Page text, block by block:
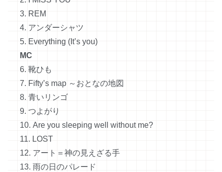
3. REM
4. アンダーシャツ
5. Everything (It’s you)
MC
6. 靴ひも
7. Fifty’s map ～おとなの地図
8. 青いリンゴ
9. つよがり
10. Are you sleeping well without me?
11. LOST
12. アート＝神の見えざる手
13. 雨の日のパレード